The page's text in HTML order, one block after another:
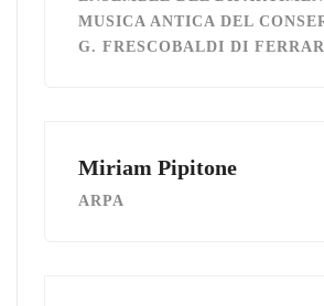
MUSICA ANTICA DEL
G. FRESCOBALDI DI
Miriam Pipitone
ARPA